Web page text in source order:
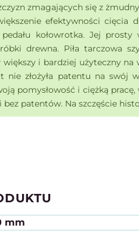
zmagających się z
efektywności cięcia
kołowrotka. Jej
drewna. Piła tarczowa
i bardziej użyteczny na
złożyła patentu na swój
pomysłowość i ciężką
patentów. Na szczęście
mm